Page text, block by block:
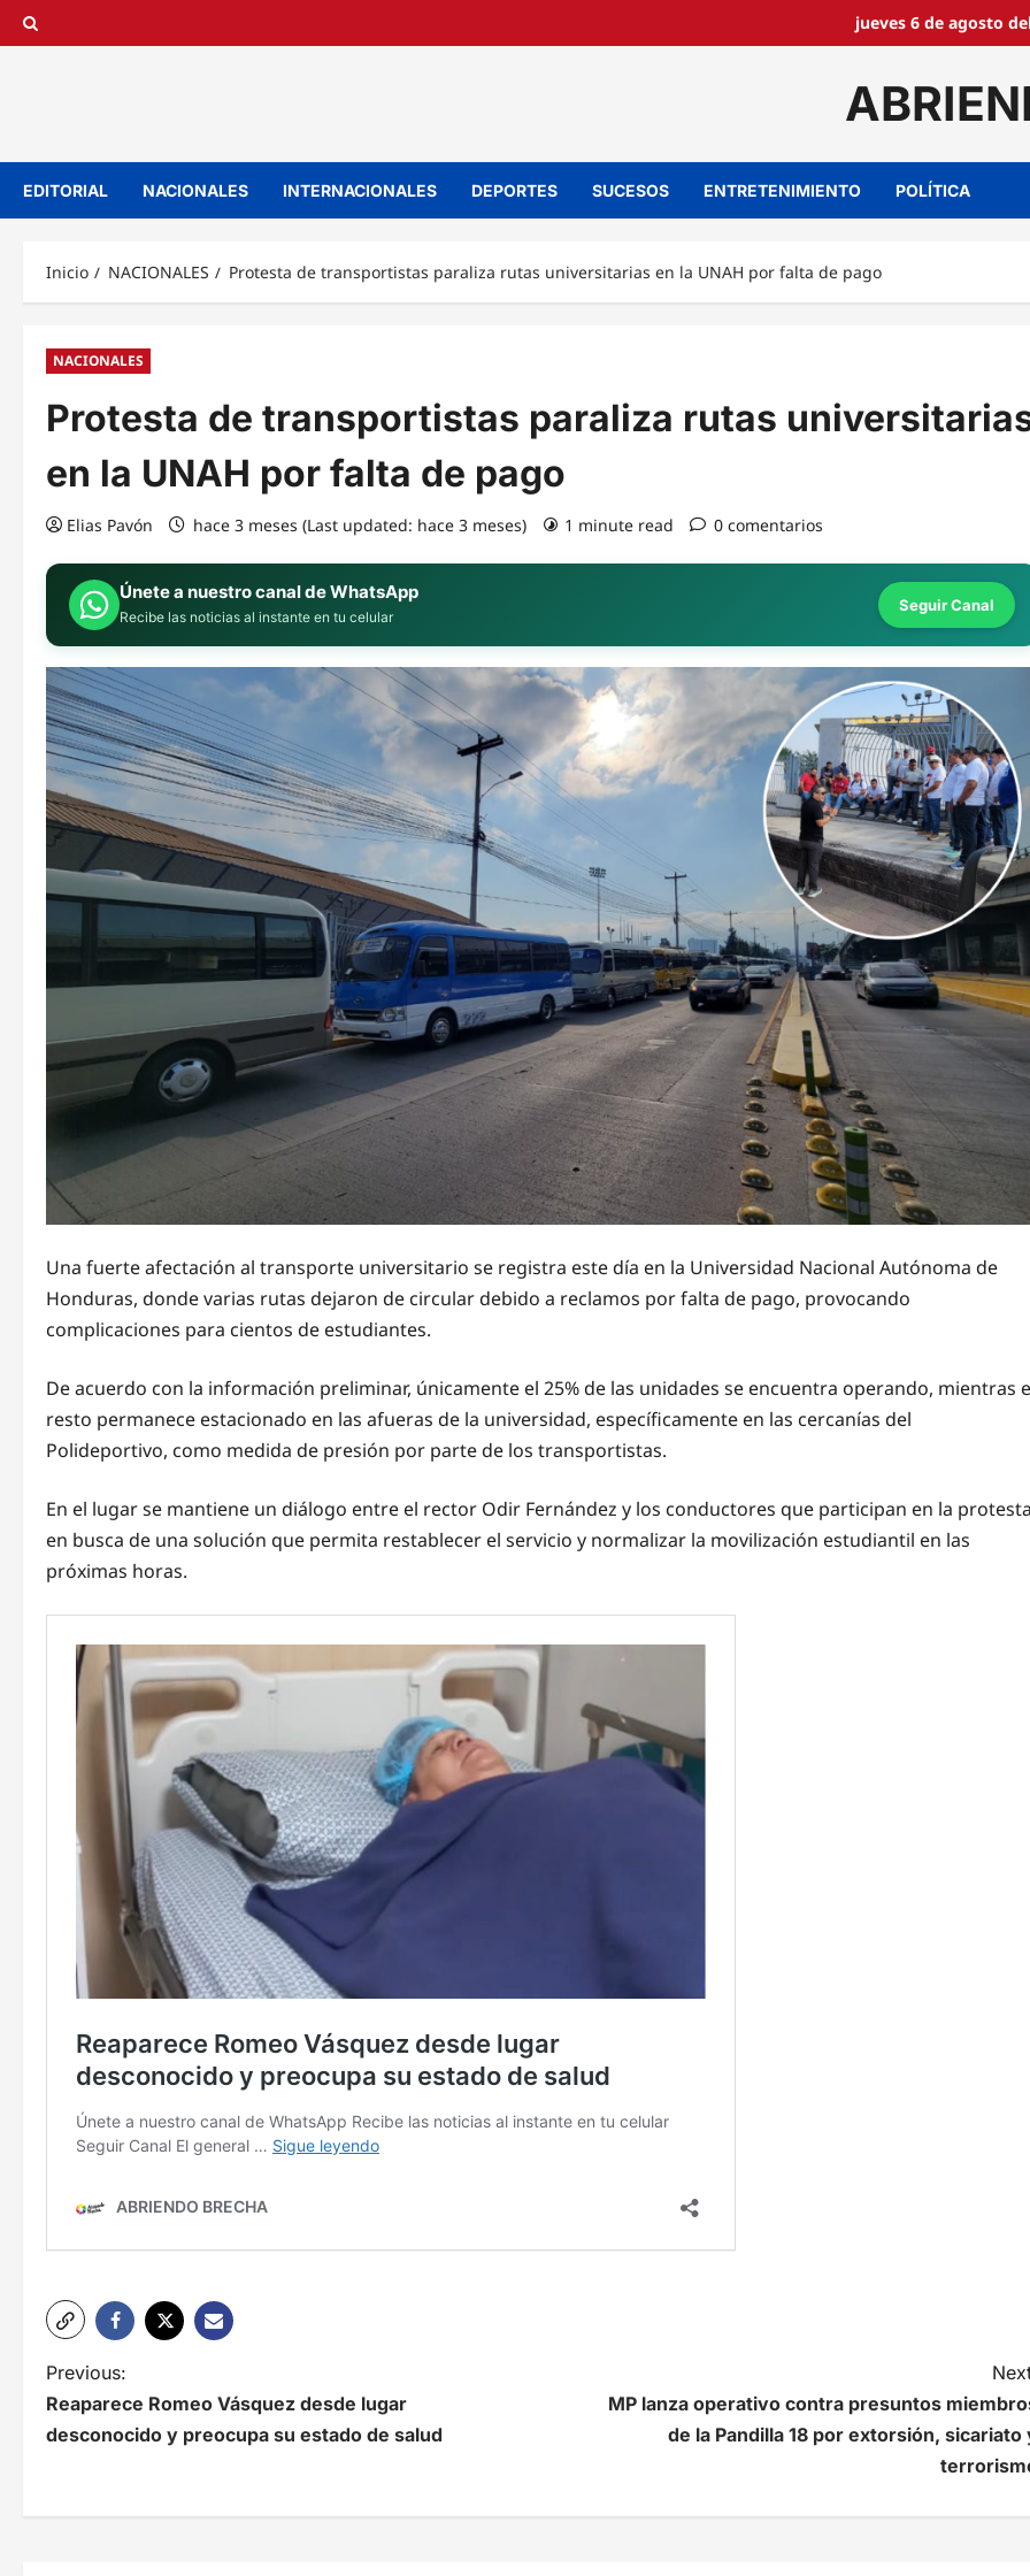
Saltar
jueves 6 de agosto
EDITORIAL NACIONALES INTERNACIONALES DEPORTES SUCESOS ENTRETENIMIENTO POLÍTICA
Inicio NACIONALES Protesta de transportistas paraliza rutas universitarias en la UNAH por falta de pago
NACIONALES
Protesta de transportistas paraliza rutas
en la UNAH por falta de pago
Elias Pavón hace 3 meses (Last updated: hace 3 meses) 1 minute read 0 comentarios
Únete a nuestro canal de WhatsApp
Recibe las noticias al instante en tu celular
Seguir Canal
Una fuerte afectación al transporte universitario se registra este día en la Universidad Nacional Autónoma de
Honduras, donde varias rutas dejaron de circular debido a reclamos por falta de pago, provocando
complicaciones para cientos de estudiantes.
De acuerdo con la información preliminar, únicamente el 25% de las unidades se encuentra operando, mientras
resto permanece estacionado en las afueras de la universidad, específicamente en las cercanías del
Polideportivo, como medida de presión por parte de los transportistas.
En el lugar se mantiene un diálogo entre el rector Odir Fernández y los conductores que participan en la
en busca de una solución que permita restablecer el servicio y normalizar la movilización estudiantil en las
próximas horas.
N
a
Previous:
Reaparece Romeo Vásquez desde lugar
desconocido y preocupa su estado de salud
MP lanza operativo contra presuntos
de la Pandilla 18 por extorsión, sicariato